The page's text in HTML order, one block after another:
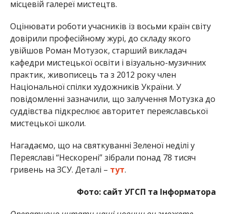
місцевій галереї мистецтв.
Оцінювати роботи учасників із восьми країн світу
довірили професійному журі, до складу якого
увійшов Роман Мотузок, старший викладач
кафедри мистецької освіти і візуально-музичних
практик, живописець та з 2012 року член
Національної спілки художників України. У
повідомленні зазначили, що залучення Мотузка до
суддівства підкреслює авторитет переяславської
мистецької школи.
Нагадаємо, що на святкуванні Зеленої неділі у
Переяславі “Нескорені” зібрали понад 78 тисяч
гривень на ЗСУ. Деталі – тут.
Фото: сайт УГСП та Інформатора